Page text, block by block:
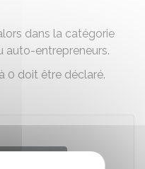
dans la catégorie
auto-entrepreneurs.
0 doit être déclaré.